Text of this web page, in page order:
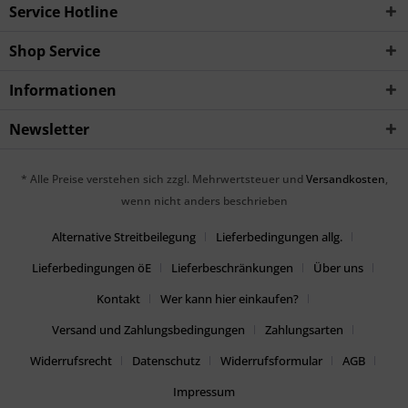
Service Hotline
Shop Service
Informationen
Newsletter
* Alle Preise verstehen sich zzgl. Mehrwertsteuer und Versandkosten,
wenn nicht anders beschrieben
Alternative Streitbeilegung
Lieferbedingungen allg.
Lieferbedingungen öE
Lieferbeschränkungen
Über uns
Kontakt
Wer kann hier einkaufen?
Versand und Zahlungsbedingungen
Zahlungsarten
Widerrufsrecht
Datenschutz Widerrufsformular
AGB
Impressum